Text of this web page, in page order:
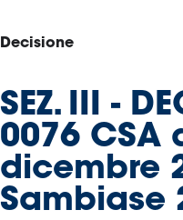
Tecnici
Paralimpico
Serie
A
Women
B
Decisione
SEZ. III -
0076 CSA
dicembre
Sambiase